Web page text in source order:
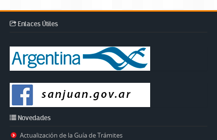
Enlaces Útiles
Novedades
Actualización de la Guía de Trámites